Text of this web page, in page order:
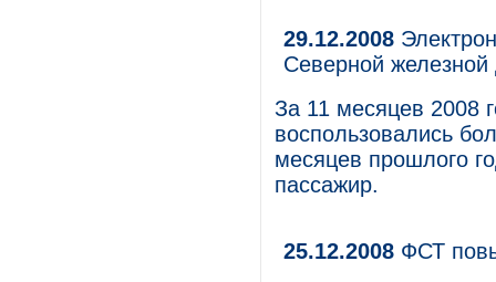
29.12.2008
Северной железной
За 11 месяцев 2008
воспользовались
месяцев прошлого
пассажир.
25.12.2008 ФСТ